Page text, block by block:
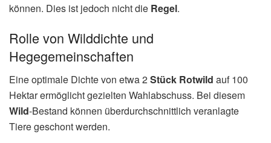
können. Dies ist jedoch nicht die Regel.
Rolle von Wilddichte und
Hegegemeinschaften
Eine optimale Dichte von etwa 2Stück Rotwild auf 100
Hektar ermöglicht gezielten Wahlabschuss. Bei diesem
Wild-Bestand können überdurchschnittlich veranlagte
Tiere geschont werden.